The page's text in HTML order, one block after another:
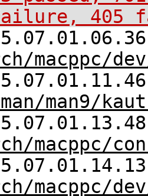
405
macppc/
man9/
macppc/
macppc/